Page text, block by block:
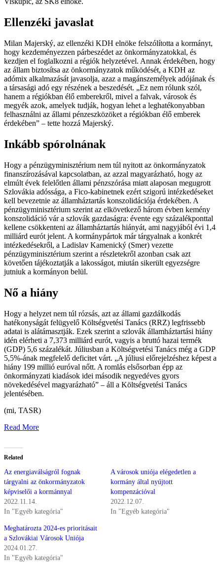
Ellenzéki javaslat
Milan Majerský, az ellenzéki KDH elnöke felszólította a kormányt,
hogy kezdeményezzen párbeszédet az önkormányzatokkal, és
kezdjen el foglalkozni a régiók helyzetével. Annak érdekében, hogy
az állam biztosítsa az önkormányzatok működését, a KDH az
adómix alkalmazását javasolja, azaz a magánszemélyek adójának és
a társasági adó egy részének a beszedését. „Ez nem rólunk szól,
hanem a régiókban élő emberekről, mivel a falvak, városok és
megyék azok, amelyek tudják, hogyan lehet a leghatékonyabban
felhasználni az állami pénzeszközöket a régiókban élő emberek
érdekében” – tette hozzá Majerský.
Inkább spórolnának
Hogy a pénzügyminisztérium nem túl nyitott az önkormányzatok
finanszírozásával kapcsolatban, az azzal magyarázható, hogy az
elmúlt évek felelőtlen állami pénzszórása miatt alaposan megugrott
Szlovákia adóssága, a Fico-kabinetnek ezért szigorú intézkedéseket
kell bevezetnie az államháztartás konszolidációja érdekében. A
pénzügyminisztérium szerint az elkövetkező három évben kemény
konszolidáció vár a szlovák gazdaságra: évente egy százalékponttal
kellene csökkenteni az államháztartás hiányát, ami nagyjából évi 1,4
milliárd eurót jelent. A kormánypártok már tárgyalnak a konkrét
intézkedésekről, a Ladislav Kamenický (Smer) vezette
pénzügyminisztérium szerint a részletekről azonban csak azt
követően tájékoztatják a lakosságot, miután sikerült egyezségre
jutniuk a kormányon belül.
Nő a hiány
Hogy a helyzet nem túl rózsás, azt az állami gazdálkodás
hatékonyságát felügyelő Költségvetési Tanács (RRZ) legfrissebb
adatai is alátámasztják. Ezek szerint a szlovák államháztartási hiány
idén elérheti a 7,373 milliárd eurót, vagyis a bruttó hazai termék
(GDP) 5,6 százalékát. Júliusban a Költségvetési Tanács még a GDP
5,5%-ának megfelelő deficitet várt. „A júliusi előrejelzéshez képest a
hiány 199 millió euróval nőtt. A romlás elsősorban épp az
önkormányzati kiadások idei második negyedéves gyors
növekedésével magyarázható” – áll a Költségvetési Tanács
jelentésében.
(mi, TASR)
Read More
Related
Az energiaválságról fognak
tárgyalni az önkormányzatok
képviselői a kormánnyal
2022.11.14.
In "Egyéb kategória"
A városok uniója elégedetlen a
kormány által nyújtott
kompenzációval
2022.12.07.
In "Egyéb kategória"
Meghatározta 2024-es prioritásait
a Szlovákiai Városok Uniója
2024.01.27.
In "Egyéb kategória"